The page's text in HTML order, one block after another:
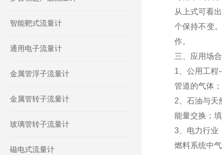
智能靶式流量计
通用电子流量计
金属管浮子流量计
金属管转子流量计
玻璃管转子流量计
磁电式流量计
从上式可看
个保持不变
作。
三、应用场
1、公用工程
管道的气体
2、石油与天
能量交换；
3、电力行业
燃料系统中